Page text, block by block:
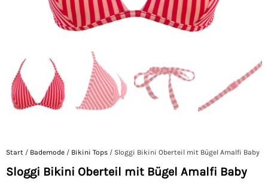
Start / Bademode / Bikini Tops / Sloggi Bikini Oberteil mit Bügel Amalfi Baby
Sloggi Bikini Oberteil mit Bügel Amalfi Baby